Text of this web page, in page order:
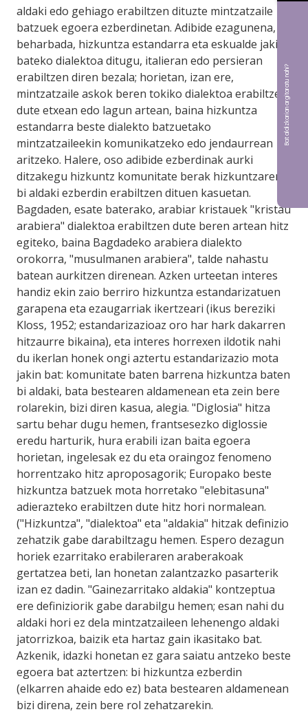
aldaki edo gehiago erabiltzen dituzte mintzatzaile
batzuek egoera ezberdinetan. Adibide ezagunena,
beharbada, hizkuntza estandarra eta eskualde jakin
bateko dialektoa ditugu, italieran edo persieran
erabiltzen diren bezala; horietan, izan ere,
mintzatzaile askok beren tokiko dialektoa erabiltzen
dute etxean edo lagun artean, baina hizkuntza
estandarra beste dialekto batzuetako
mintzatzaileekin komunikatzeko edo jendaurrean
aritzeko. Halere, oso adibide ezberdinak aurki
ditzakegu hizkuntz komunitate berak hizkuntzaren
bi aldaki ezberdin erabiltzen dituen kasuetan.
Bagdaden, esate baterako, arabiar kristauek "kristau
arabiera" dialektoa erabiltzen dute beren artean hitz
egiteko, baina Bagdadeko arabiera dialekto
orokorra, "musulmanen arabiera", talde nahastu
batean aurkitzen direnean. Azken urteetan interes
handiz ekin zaio berriro hizkuntza estandarizatuen
garapena eta ezaugarriak ikertzeari (ikus bereziki
Kloss, 1952; estandarizazioaz oro har hark dakarren
hitzaurre bikaina), eta interes horrexen ildotik nahi
du ikerlan honek ongi aztertu estandarizazio mota
jakin bat: komunitate baten barrena hizkuntza baten
bi aldaki, bata bestearen aldamenean eta zein bere
rolarekin, bizi diren kasua, alegia. "Diglosia" hitza
sartu behar dugu hemen, frantsesezko diglossie
eredu harturik, hura erabili izan baita egoera
horietan, ingelesak ez du eta oraingoz fenomeno
horrentzako hitz aproposagorik; Europako beste
hizkuntza batzuek mota horretako "elebitasuna"
adierazteko erabiltzen dute hitz hori normalean.
("Hizkuntza", "dialektoa" eta "aldakia" hitzak definizio
zehatzik gabe darabiltzagu hemen. Espero dezagun
horiek ezarritako erabileraren araberakoak
gertatzea beti, lan honetan zalantzazko pasarterik
izan ez dadin. "Gainezarritako aldakia" kontzeptua
ere definiziorik gabe darabilgu hemen; esan nahi du
aldaki hori ez dela mintzatzaileen lehenengo aldaki
jatorrizkoa, baizik eta hartaz gain ikasitako bat.
Azkenik, idazki honetan ez gara saiatu antzeko beste
egoera bat aztertzen: bi hizkuntza ezberdin
(elkarren ahaide edo ez) bata bestearen aldamenean
bizi direna, zein bere rol zehatzarekin.
Bat aldizkarian argitaratu nahi?